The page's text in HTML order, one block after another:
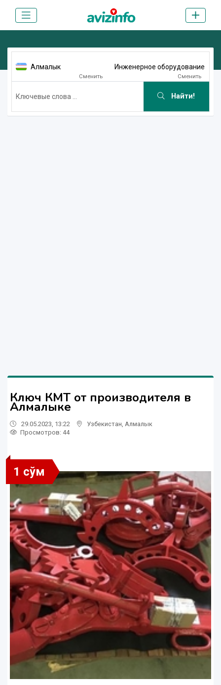
Алмалык
Сменить
Инженерное оборудование
Сменить
Найти!
Ключ КМТ от производителя в
Алмалыке
29.05.2023, 13:22 Узбекистан Алмалык
Просмотров: 44
1 сўм